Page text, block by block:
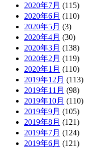
2020年7月 (115)
2020年6月 (110)
2020年5月 (3)
2020年4月 (30)
2020年3月 (138)
2020年2月 (119)
2020年1月 (110)
2019年12月 (113)
2019年11月 (98)
2019年10月 (110)
2019年9月 (105)
2019年8月 (121)
2019年7月 (124)
2019年6月 (121)